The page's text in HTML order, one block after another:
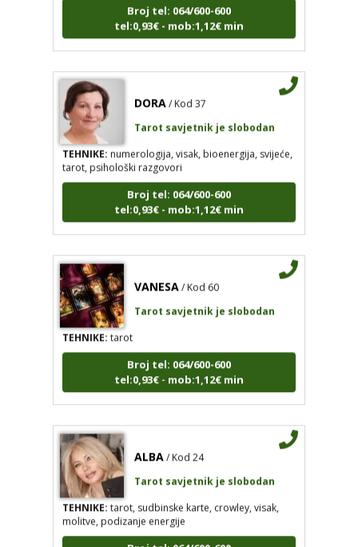
Tarot savjetnik je slobodan
TEHNIKE:
numerologija, visak, bioenergija, svijeće,
tarot, psihološki razgovori
Broj tel: 064/600-600
tel:0,93€ - mob:1,12€ min
Tarot savjetnik je slobodan
TEHNIKE:tarot
Broj tel: 064/600-600
tel:0,93€ - mob:1,12€ min
Tarot savjetnik je slobodan
TEHNIKE:tarot, sudbinske karte, crowley, visak,
molitve, podizanje energije
Broj tel: 064/600-600
tel:0,93€ - mob:1,12€ min